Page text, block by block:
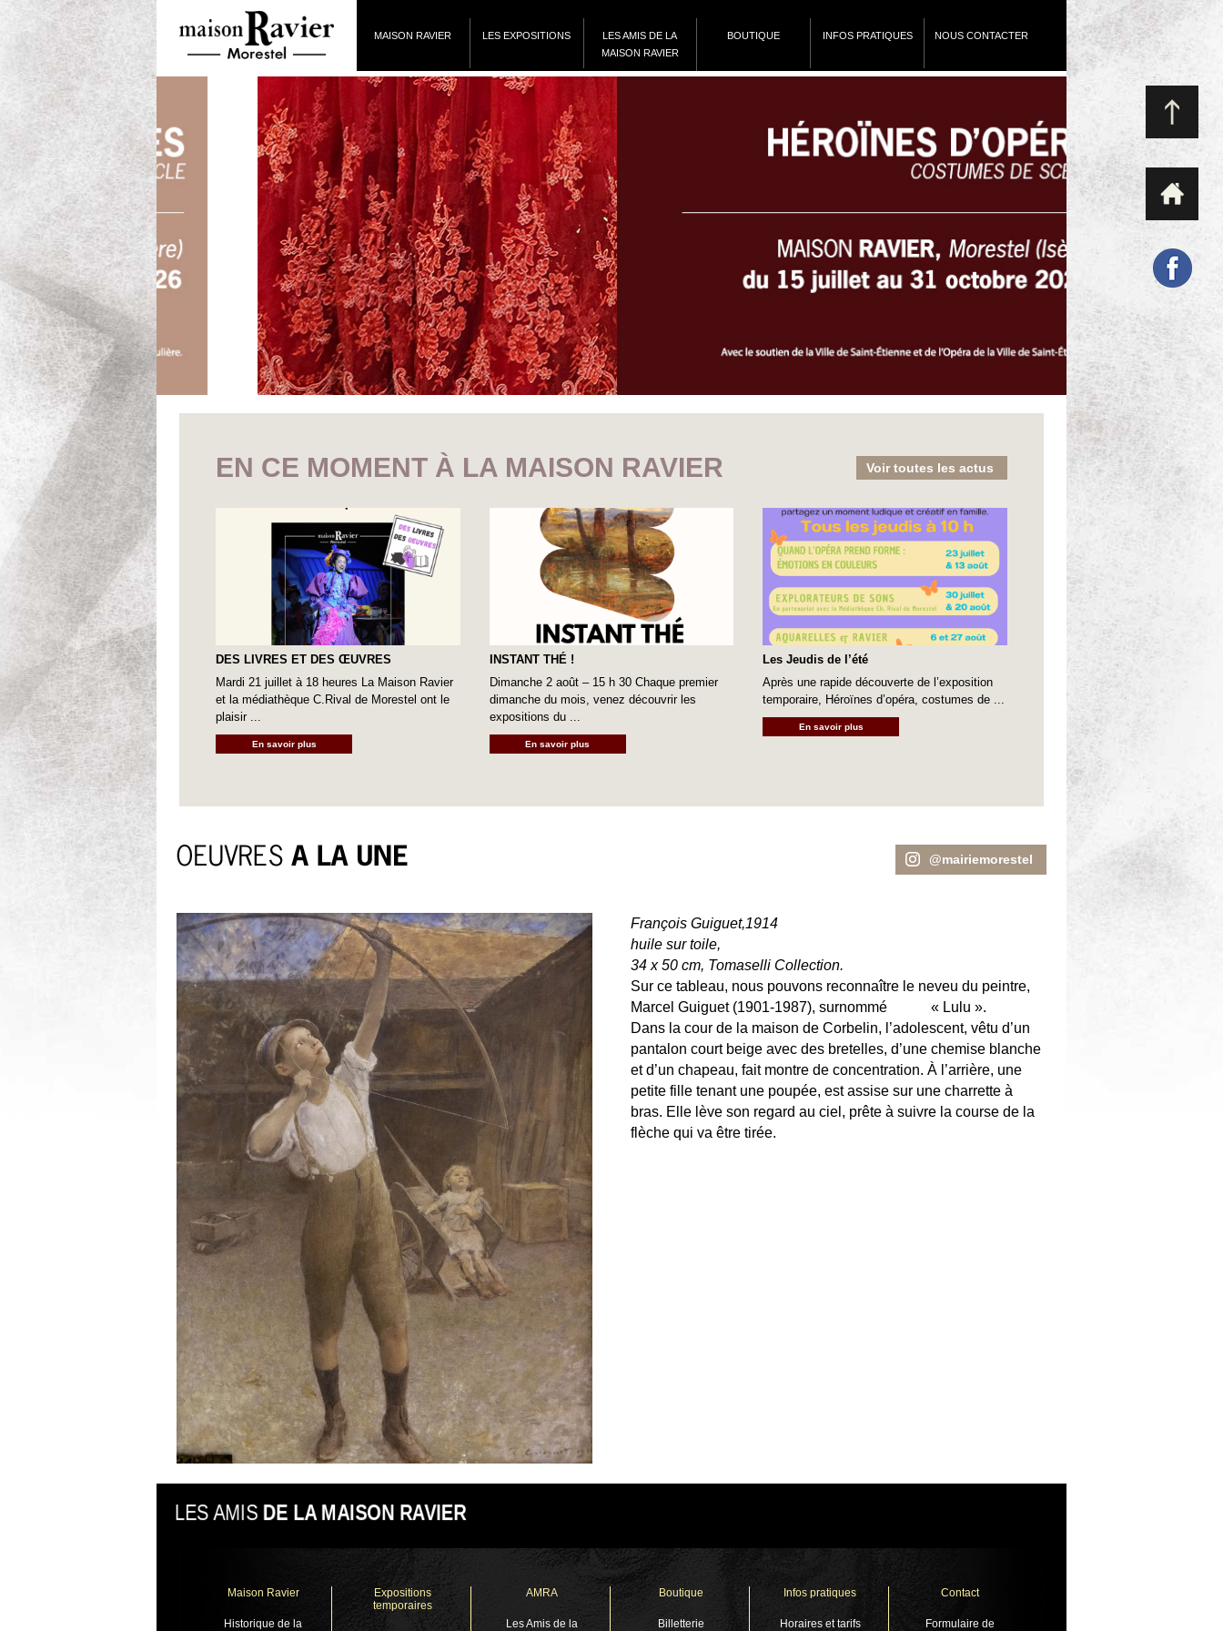
MAISON RAVIER LES EXPOSITIONS
LES AMIS DE LA
MAISON RAVIER
BOUTIQUE INFOS PRATIQUES NOUS CONTACTER
Exposition Artistes femmes Exposition Opéra
EN CE MOMENT À LA MAISON RAVIER Voir toutes les actus
DES LIVRES ET DES ŒUVRES
Mardi 21 juillet à 18 heures La Maison Ravier
et la médiathèque C.Rival de Morestel ont le
plaisir ...
En savoir plus
INSTANT THÉ !
Dimanche 2 août – 15 h 30 Chaque premier
dimanche du mois, venez découvrir les
expositions du ...
En savoir plus
Les Jeudis de l’été
Après une rapide découverte de l’exposition
temporaire, Héroïnes d’opéra, costumes de ...
En savoir plus
@mairiemorestel
François Guiguet,1914
huile sur toile,
34 x 50 cm, Tomaselli Collection.
Sur ce tableau, nous pouvons reconnaître le neveu du peintre,
Marcel Guiguet (1901-1987), surnommé « Lulu ».
Dans la cour de la maison de Corbelin, l’adolescent, vêtu d’un
pantalon court beige avec des bretelles, d’une chemise blanche
et d’un chapeau, fait montre de concentration. À l’arrière, une
petite fille tenant une poupée, est assise sur une charrette à
bras. Elle lève son regard au ciel, prête à suivre la course de la
flèche qui va être tirée.
LES AMIS DE LA MAISON RAVIER
Maison Ravier
Historique de la
Expositions
temporaires
AMRA
Les Amis de la
Boutique
Billetterie
Infos pratiques
Horaires et tarifs
Contact
Formulaire de